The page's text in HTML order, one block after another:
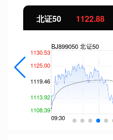
北证50 1122.88